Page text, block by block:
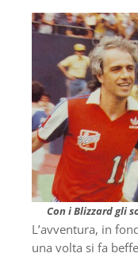
Con i Blizzard gli
L’avventura, in
una volta si fa